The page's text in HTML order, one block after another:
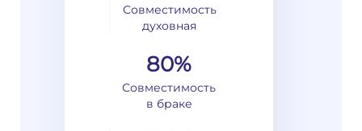
Совместимость
духовная
80%
Совместимость
в браке